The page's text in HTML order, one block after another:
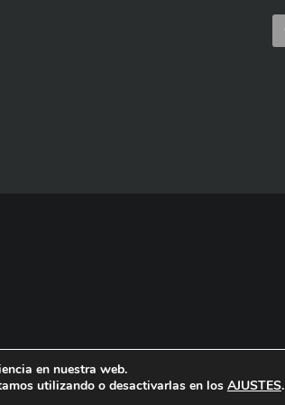
en nuestra web.
utilizando o desactivarlas en los AJUSTES.